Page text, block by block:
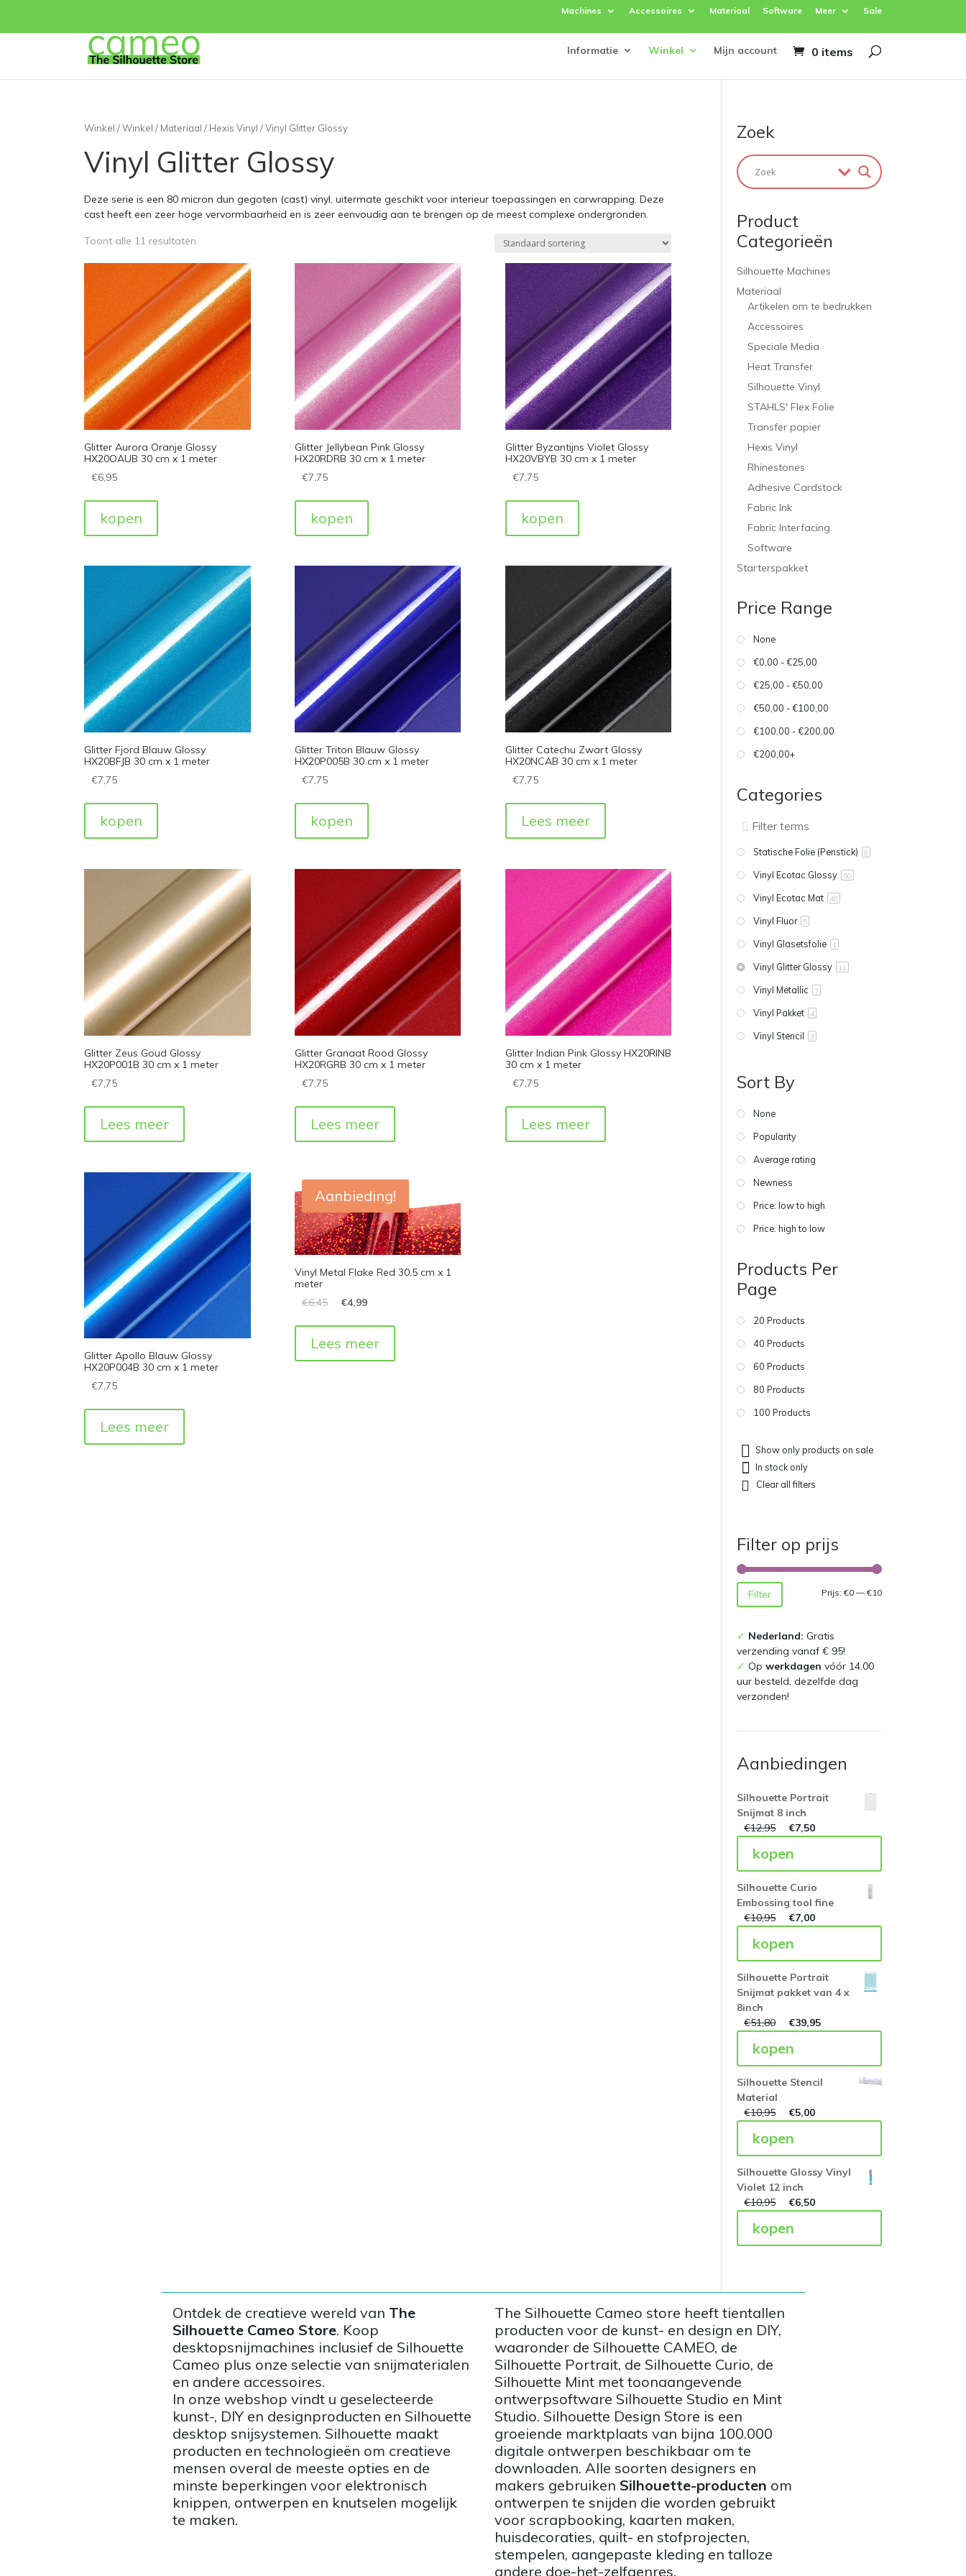
Machines Accessoires Materiaal Software Meer Sale
Informatie Winkel Mijn account 0 items
Winkel /Winkel / Materiaal / Hexis Vinyl / Vinyl Glitter Glossy
Vinyl Glitter Glossy
Deze serie is een 80 micron dun gegoten (cast) vinyl, uitermate geschikt voor interieur toepassingen en carwrapping. Deze
cast heeft een zeer hoge vervormbaarheid en is zeer eenvoudig aan te brengen op de meest complexe ondergronden.
Toont alle 11 resultaten
Glitter Aurora Oranje Glossy
HX20OAUB 30 cm x 1 meter
€6,95
kopen
Glitter Jellybean Pink Glossy
HX20RDRB 30 cm x 1 meter
€7,75
kopen
Glitter Byzantijns Violet Glossy
HX20VBYB 30 cm x 1 meter
€7,75
kopen
Glitter Fjord Blauw Glossy
HX20BFJB 30 cm x 1 meter
€7,75
kopen
Glitter Triton Blauw Glossy
HX20P005B 30 cm x 1 meter
€7,75
kopen
Glitter Catechu Zwart Glossy
HX20NCAB 30 cm x 1 meter
€7,75
Lees meer
Glitter Zeus Goud Glossy
HX20P001B 30 cm x 1 meter
€7,75
Lees meer
Glitter Granaat Rood Glossy
HX20RGRB 30 cm x 1 meter
€7,75
Lees meer
Glitter Indian Pink Glossy HX20RINB
30 cm x 1 meter
€7,75
Lees meer
Glitter Apollo Blauw Glossy
HX20P004B 30 cm x 1 meter
€7,75
Lees meer
Aanbieding!
Vinyl Metal Flake Red 30,5 cm x 1
meter
€6,45 €4,99
Lees meer
Zoek
Product
Categorieën
Silhouette Machines
Materiaal
Artikelen om te bedrukken
Accessoires
Speciale Media
Heat Transfer
Silhouette Vinyl
STAHLS' Flex Folie
Transfer papier
Hexis Vinyl
Rhinestones
Adhesive Cardstock
Fabric Ink
Fabric Interfacing
Software
Starterspakket
Price Range
None
€0,00 - €25,00
€25,00 - €50,00
€50,00 - €100,00
€100,00 - €200,00
€200,00+
Categories
Statische Folie (Penstick) 9
Vinyl Ecotac Glossy 50
Vinyl Ecotac Mat 48
Vinyl Fluor 5
Vinyl Glasetsfolie 1
Vinyl Glitter Glossy 11
Vinyl Metallic 3
Vinyl Pakket 4
Vinyl Stencil 3
Sort By
None
Popularity
Average rating
Newness
Price: low to high
Price: high to low
Products Per
Page
20 Products
40 Products
60 Products
80 Products
100 Products
Show only products on sale
In stock only
Clear all filters
Filter op prijs
Min.
Max.
Filter Prijs:€0—€10
✓ Nederland:Gratis
verzending vanaf € 95!
✓ Opwerkdagen vóór 14.00
uur besteld, dezelfde dag
verzonden!
Aanbiedingen
Silhouette Portrait
Snijmat 8 inch
€12,95 €7,50
kopen
Silhouette Curio
Embossing tool fine
€10,95 €7,00
kopen
Silhouette Portrait
Snijmat pakket van 4 x
8inch
€51,80 €39,95
kopen
Silhouette Stencil
Material
€10,95 €5,00
kopen
Silhouette Glossy Vinyl
Violet 12 inch
€10,95 €6,50
kopen
Ontdek de creatieve wereld van The
Silhouette Cameo Store. Koop
desktopsnijmachines inclusief de Silhouette
Cameo plus onze selectie van snijmaterialen
en andere accessoires.
In onze webshop vindt u geselecteerde
kunst-, DIY en designproducten en Silhouette
desktop snijsystemen. Silhouette maakt
producten en technologieën om creatieve
mensen overal de meeste opties en de
minste beperkingen voor elektronisch
knippen, ontwerpen en knutselen mogelijk
te maken.
The Silhouette Cameo store heeft tientallen
producten voor de kunst- en design en DIY,
waaronder de Silhouette CAMEO, de
Silhouette Portrait, de Silhouette Curio, de
Silhouette Mint met toonaangevende
ontwerpsoftware Silhouette Studio en Mint
Studio. Silhouette Design Store is een
groeiende marktplaats van bijna 100.000
digitale ontwerpen beschikbaar om te
downloaden. Alle soorten designers en
makers gebruiken Silhouette-producten om
ontwerpen te snijden die worden gebruikt
voor scrapbooking, kaarten maken,
huisdecoraties, quilt- en stofprojecten,
stempelen, aangepaste kleding en talloze
andere doe-het-zelfgenres.